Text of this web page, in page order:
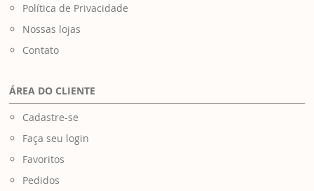
Política de Privacidade
Nossas lojas
Contato
ÁREA DO CLIENTE
Cadastre-se
Faça seu login
Favoritos
Pedidos